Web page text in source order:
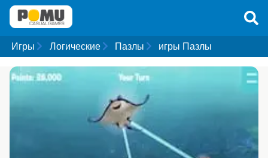
Игры Логические Пазлы игры Пазлы